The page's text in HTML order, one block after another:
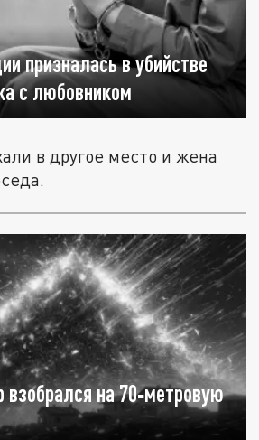
призналась в убийстве
с любовником
в другое место и жена
на 70‑метровую